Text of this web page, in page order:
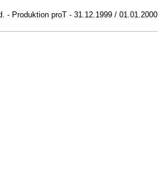
- Produktion proT - 31.12.1999 / 01.01.2000